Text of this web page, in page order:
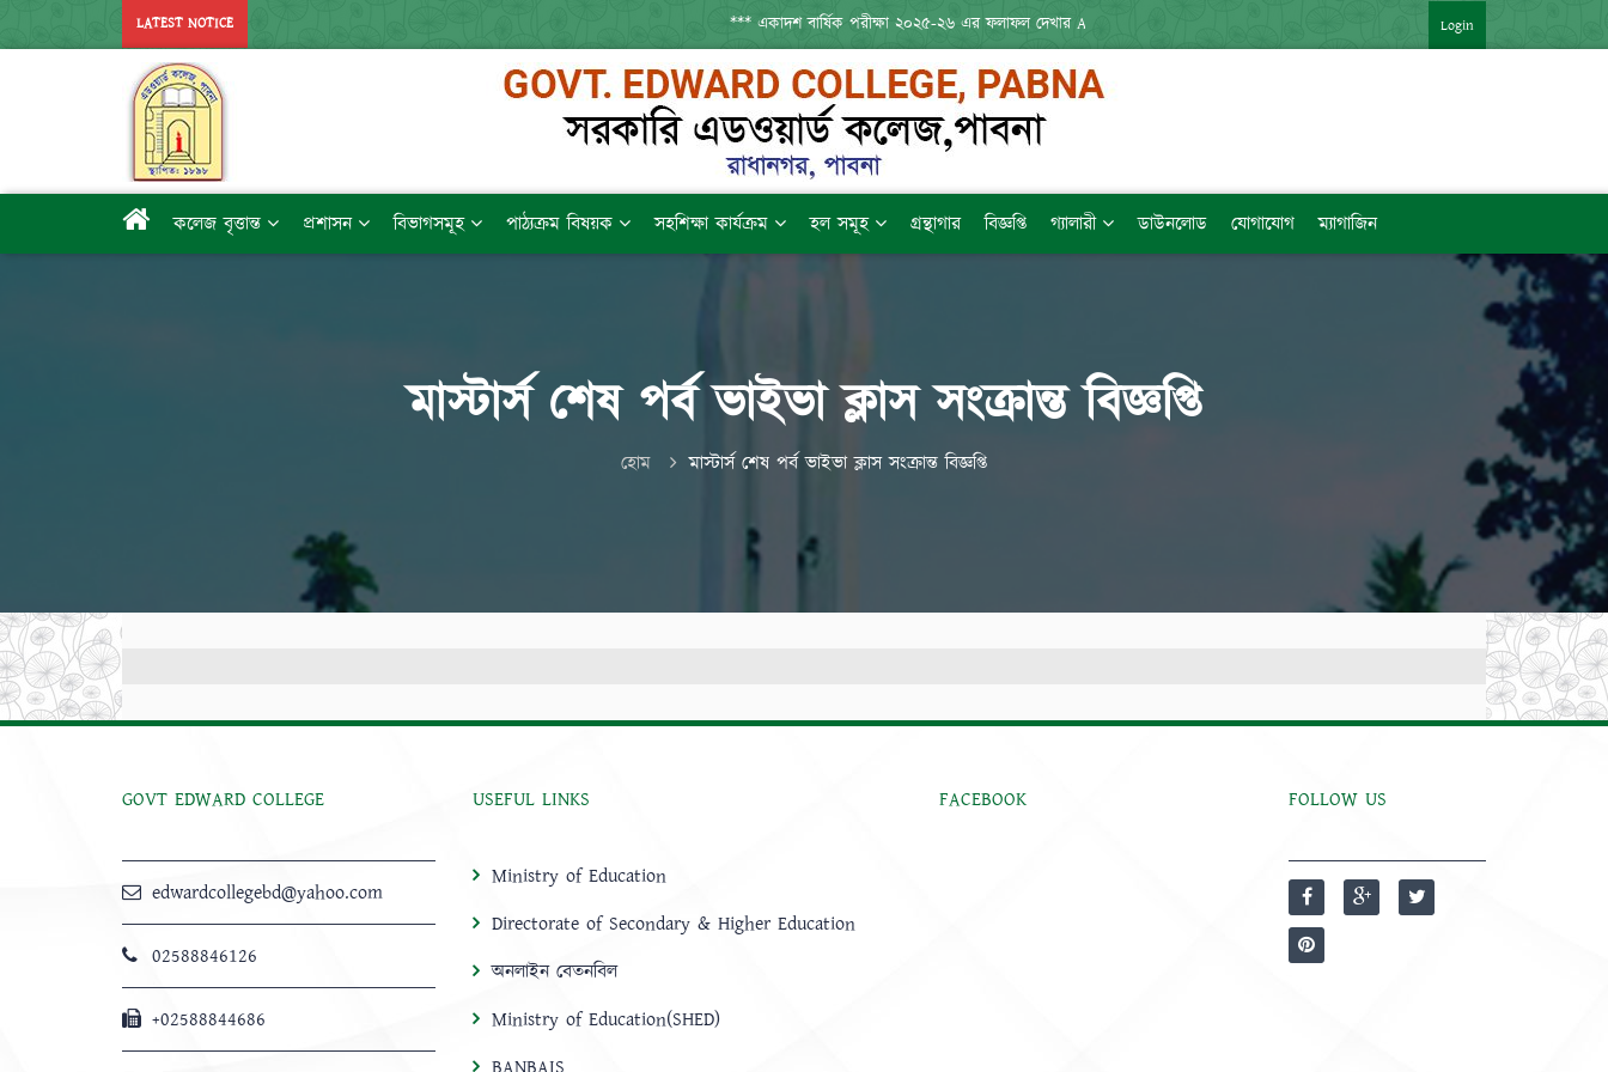
LATEST NOTICE *** একাদশ বার্ষিক পরীক্ষা ২০২৫-২৬ এর ফলাফল দেখার APP : HTTPS://SHORTURL.AT/ZTVZQ (বিষয়ভিত্তিক মেধাক্রম সহ)   [LINK কপি
Login
কলেজ বৃত্তান্ত প্রশাসন বিভাগসমূহ পাঠ্যক্রম বিষয়ক সহশিক্ষা কার্যক্রম হল সমূহ গ্রন্থাগার বিজ্ঞপ্তি গ্যালারী ডাউনলোড যোগাযোগ ম্যাগাজিন
মাস্টার্স শেষ পর্ব ভাইভা ক্লাস সংক্রান্ত বিজ্ঞপ্তি
হোম মাস্টার্স শেষ পর্ব ভাইভা ক্লাস সংক্রান্ত বিজ্ঞপ্তি
GOVT EDWARD COLLEGE
edwardcollegebd@yahoo.com
02588846126
+02588844686
USEFUL LINKS
Ministry of Education
Directorate of Secondary & Higher Education
অনলাইন বেতনবিল
Ministry of Education(SHED)
FACEBOOK FOLLOW US